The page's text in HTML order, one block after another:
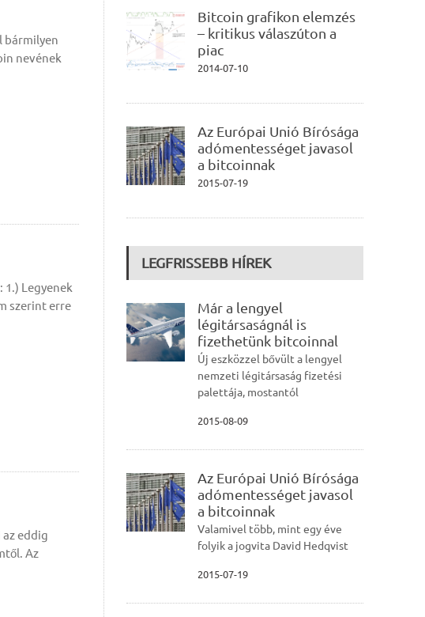
bármilyen
nevének
Legyenek
szerint erre
eddig
Az
Bitcoin grafikon elemzés
– kritikus válaszúton a
piac
2014-07-10
Az Európai Unió Bírósága
adómentességet javasol
a bitcoinnak
2015-07-19
LEGFRISSEBB HÍREK
Már a lengyel
légitársaságnál is
fizethetünk bitcoinnal
Új eszközzel bővült a lengyel
nemzeti légitársaság fizetési
palettája, mostantól
2015-08-09
Az Európai Unió Bírósága
adómentességet javasol
a bitcoinnak
Valamivel több, mint egy éve
folyik a jogvita David Hedqvist
2015-07-19